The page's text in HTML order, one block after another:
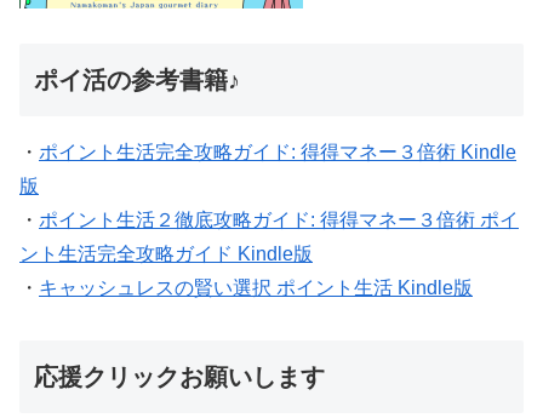
ポイ活の参考書籍♪
・ ポイント生活完全攻略ガイド: 得得マネー３倍術 Kindle
版
・ ポイント生活２徹底攻略ガイド: 得得マネー３倍術 ポイ
ント生活完全攻略ガイド Kindle版
・ キャッシュレスの賢い選択 ポイント生活 Kindle版
応援クリックお願いします